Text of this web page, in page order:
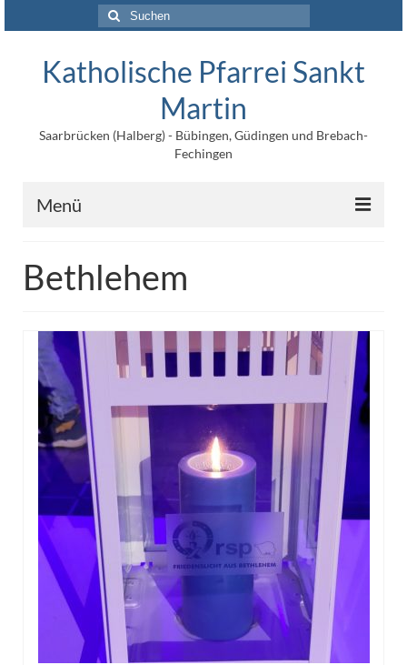
Suchen
nach:
Katholische Pfarrei Sankt
Martin
Saarbrücken (Halberg) - Bübingen, Güdingen und Brebach-
Fechingen
Menü
Veröffentlichungen
Kontakt
Impressum
Maltische für Kinder
Pfadfinder
Bethlehem